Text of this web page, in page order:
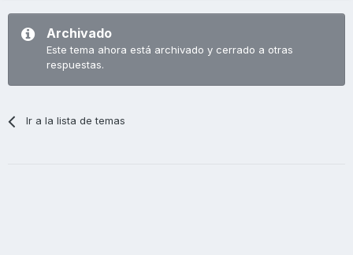
Archivado
Este tema ahora está archivado y cerrado a otras
respuestas.
Ir a la lista de temas